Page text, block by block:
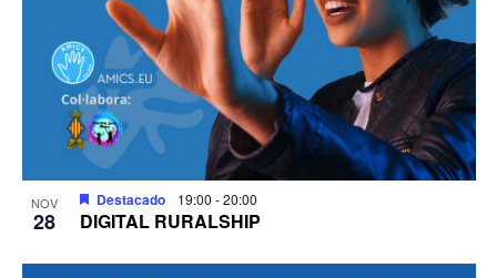
NOV
28 DIGITAL RURALSHIP
Destacado 19:00 -20:00